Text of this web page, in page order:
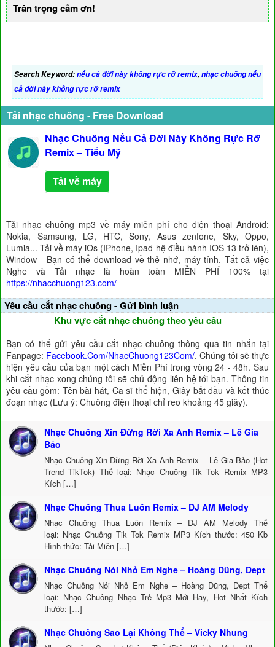
Trân trọng cảm ơn!
Search Keyword:nếu cả đời này không rực rỡ remix,nhạc chuông nếu
cả đời này không rực rỡ remix
Tải nhạc chuông - Free Download
Nhạc Chuông Nếu Cả Đời Này Không Rực Rỡ
Remix – Tiểu Mỹ
Tải về máy
Tải nhạc chuông mp3 về máy miễn phí cho điện thoại Android:
Nokia, Samsung, LG, HTC, Sony, Asus zenfone, Sky, Oppo,
Lumia... Tải về máy iOs (IPhone, Ipad hệ điều hành IOS 13 trở lên),
Window - Bạn có thể download về thẻ nhớ, máy tính. Tất cả việc
Nghe và Tải nhạc là hoàn toàn MIỄN PHÍ 100% tại
https://nhacchuong123.com/
Yêu cầu cắt nhạc chuông - Gửi bình luận
Khu vực cắt nhạc chuông theo yêu cầu
Bạn có thể gửi yêu cầu cắt nhạc chuông thông qua tin nhắn tại
Fanpage: Facebook.Com/NhacChuong123Com/. Chúng tôi sẽ thực
hiện yêu cầu của bạn một cách Miễn Phí trong vòng 24 - 48h. Sau
khi cắt nhạc xong chúng tôi sẽ chủ động liên hệ tới bạn. Thông tin
yêu cầu gồm: Tên bài hát, Ca sĩ thể hiện, Giây bắt đầu và kết thúc
đoạn nhạc (Lưu ý: Chuông điện thoại chỉ reo khoảng 45 giây).
Nhạc Chuông Xin Đừng Rời Xa Anh Remix – Lê Gia
Bảo
Nhạc Chuông Xin Đừng Rời Xa Anh Remix – Lê Gia Bảo (Hot
Trend TikTok) Thể loại: Nhạc Chuông Tik Tok Remix MP3
Kích […]
Nhạc Chuông Thua Luôn Remix – DJ AM Melody
Nhạc Chuông Thua Luôn Remix – DJ AM Melody Thể
loại: Nhạc Chuông Tik Tok Remix MP3 Kích thước: 450 Kb
Hình thức: Tải Miễn […]
Nhạc Chuông Nói Nhỏ Em Nghe – Hoàng Dũng, Dept
Nhạc Chuông Nói Nhỏ Em Nghe – Hoàng Dũng, Dept Thể
loại: Nhạc Chuông Nhạc Trẻ Mp3 Mới Hay, Hot Nhất Kích
thước: […]
Nhạc Chuông Sao Lại Không Thể – Vicky Nhung